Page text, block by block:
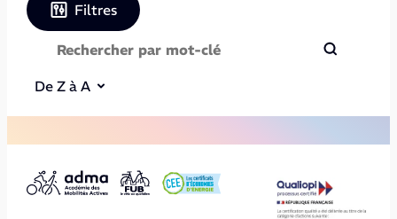
Filtres
De Z à A